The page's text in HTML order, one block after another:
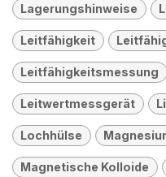
Lagerungshinweise
Leitfähigkeit
Leitfähigkeitsmessung
Leitwertmessgerät
Lochhülse
Magnetische Kolloide